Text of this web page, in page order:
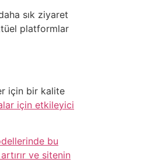
sık ziyaret
platformlar
için bir kalite
için etkileyici
bu
ve sitenin